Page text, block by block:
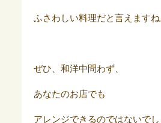
ふさわしい料理だと言えますね
ぜひ、和洋中問わず、
あなたのお店でも
アレンジできるのではないでし